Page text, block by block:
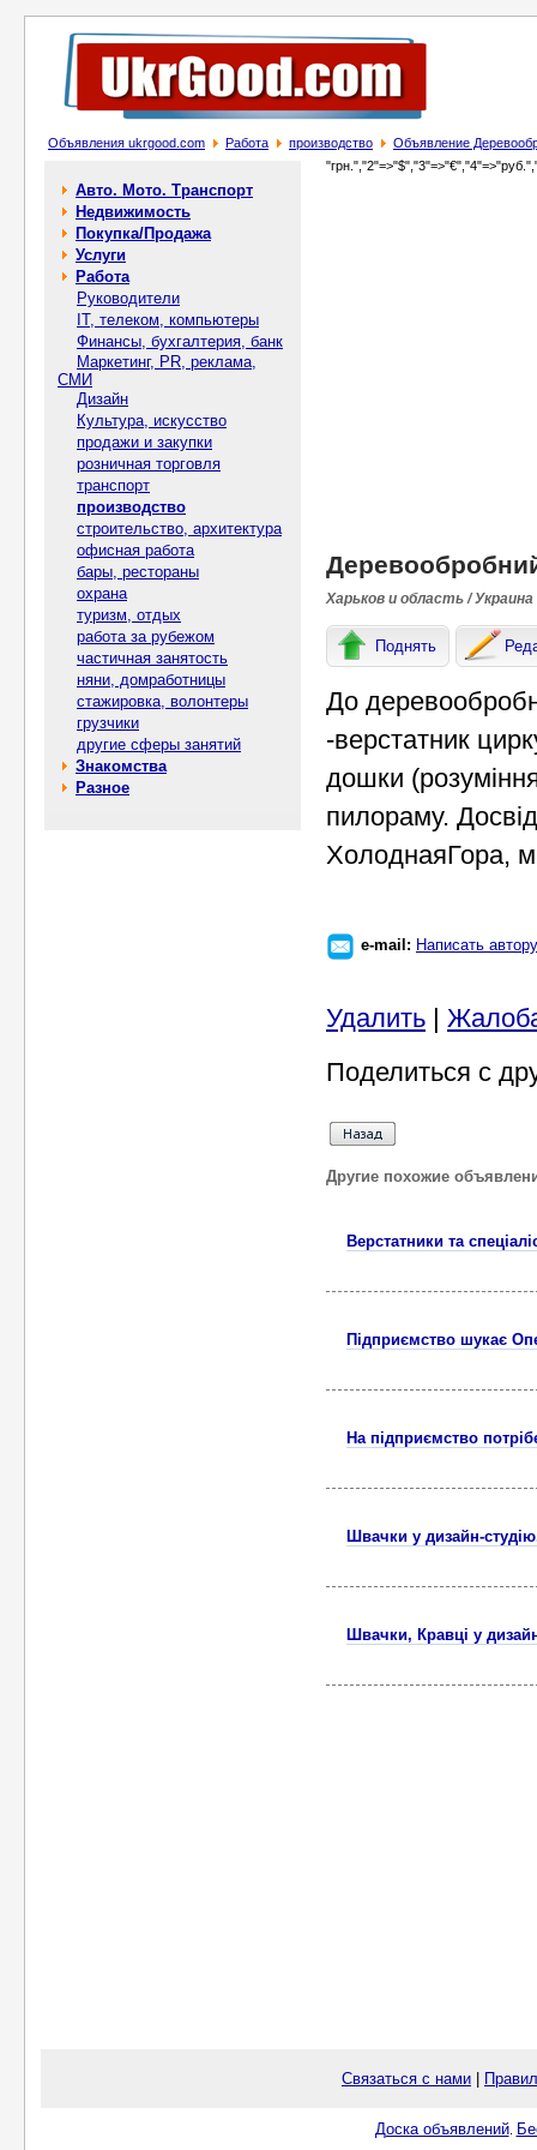
Объявления ukrgood.com Работа производство Объявление
Авто. Мото. Транспорт
Недвижимость
Покупка/Продажа
Услуги
Работа
Руководители
IT, телеком, компьютеры
Финансы, бухгалтерия, банк
Маркетинг, PR, реклама,
СМИ
Дизайн
Культура, искусство
продажи и закупки
розничная торговля
транспорт
производство
строительство, архитектура
офисная работа
бары, рестораны
охрана
туризм, отдых
работа за рубежом
частичная занятость
няни, домработницы
стажировка, волонтеры
грузчики
другие сферы занятий
Знакомства
Разное
Харьков и область / Украина
Поднять
До
-верстатник
дошки
пилораму.
ХолоднаяГора,
e-mail: Написать автору
Удалить |
Поделиться с
Другие похожие
Верстатники та
Підприємство шукає
На підприємство
Швачки у дизайн-
Швачки, Кравці у
Связаться с нами
Доска объявлений.